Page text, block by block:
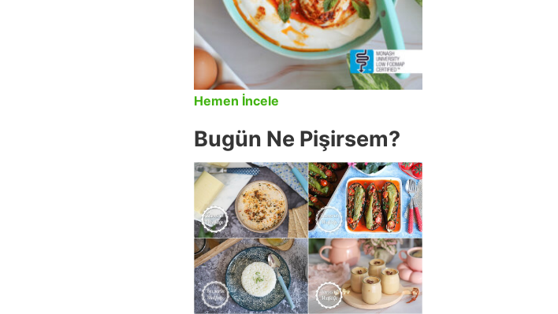
Hemen İncele
Bugün Ne Pişirsem?